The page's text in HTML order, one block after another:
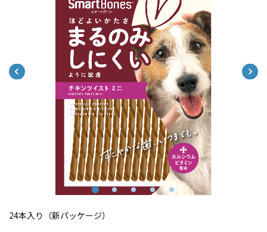
24本入り（新パッケージ）